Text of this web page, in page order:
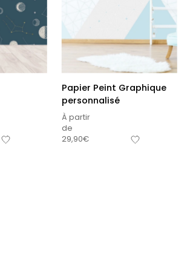
Papier Peint Graphique
personnalisé
À partir
de
29,90€